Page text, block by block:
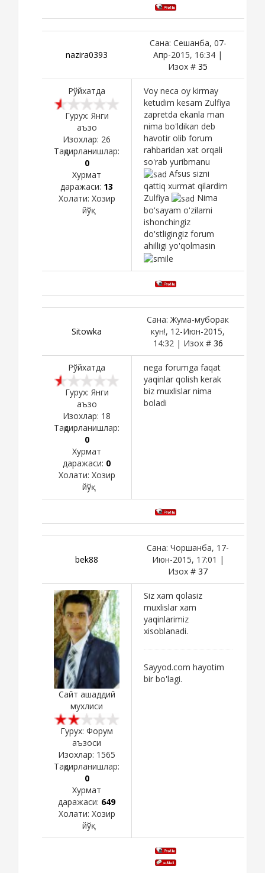
nazira0393
Сана: Сешанба, 07-
Апр-2015, 16:34 |
Изох # 35
Рўйхатда
Гурух: Янги
аъзо
Изохлар: 26
Тақдирланишлар:
0
Хурмат
даражаси: 13
Холати: Хозир
йўқ
Voy neca oy kirmay
ketudim kesam Zulfiya
zapretda ekanla man
nima bo'ldikan deb
havotir olib forum
rahbaridan xat orqali
so'rab yuribmanu
Afsus sizni
qattiq xurmat qilardim
Zulfiya
Nima
bo'sayam o'zilarni
ishonchingiz
do'stligingiz forum
ahilligi yo'qolmasin
Sitowka
Сана: Жума-муборак
кун!, 12-Июн-2015,
14:32 | Изох # 36
Рўйхатда
Гурух: Янги
аъзо
Изохлар: 18
Тақдирланишлар:
0
Хурмат
даражаси: 0
Холати: Хозир
йўқ
nega forumga faqat
yaqinlar qolish kerak
biz muxlislar nima
boladi
bek88
Сана: Чоршанба, 17-
Июн-2015, 17:01 |
Изох # 37
Сайт ашаддий
мухлиси
Гурух: Форум
аъзоси
Изохлар: 1565
Тақдирланишлар:
0
Хурмат
даражаси: 649
Холати: Хозир
йўқ
Siz xam qolasiz
muxlislar xam
yaqinlarimiz
xisoblanadi.
Sayyod.com hayotim
bir bo'lagi.